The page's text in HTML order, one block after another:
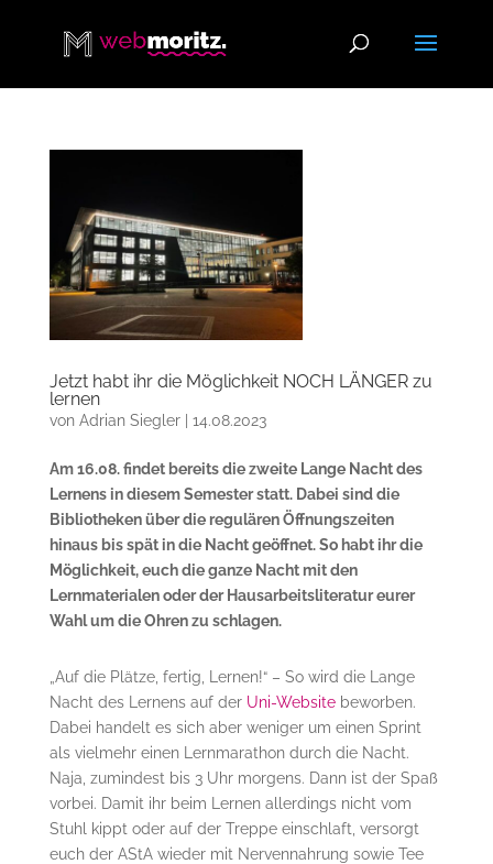
Jetzt habt ihr die Möglichkeit NOCH LÄNGER zu
lernen
von Adrian Siegler| 14.08.2023
Am 16.08. findet bereits die zweite Lange Nacht des
Lernens in diesem Semester statt. Dabei sind die
Bibliotheken über die regulären Öffnungszeiten
hinaus bis spät in die Nacht geöffnet. So habt ihr die
Möglichkeit, euch die ganze Nacht mit den
Lernmaterialen oder der Hausarbeitsliteratur eurer
Wahl um die Ohren zu schlagen.
„Auf die Plätze, fertig, Lernen!“ – So wird die Lange
Nacht des Lernens auf der Uni-Websitebeworben.
Dabei handelt es sich aber weniger um einen Sprint
als vielmehr einen Lernmarathon durch die Nacht.
Naja, zumindest bis 3 Uhr morgens. Dann ist der Spaß
vorbei. Damit ihr beim Lernen allerdings nicht vom
Stuhl kippt oder auf der Treppe einschlaft, versorgt
euch der AStA wieder mit Nervennahrung sowie Tee